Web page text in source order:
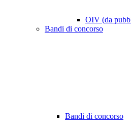
OIV (da
Bandi di concorso
Bandi di concorso